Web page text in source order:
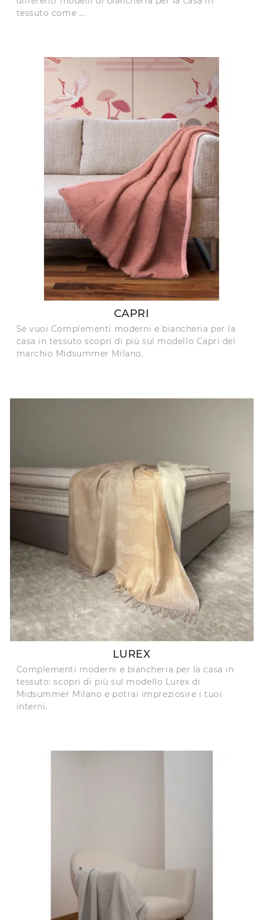
tessuto come ...
CAPRI
Se vuoi Complementi moderni e biancheria per la
casa in tessuto scopri di più sul modello Capri del
marchio Midsummer Milano.
LUREX
Complementi moderni e biancheria per la casa in
tessuto: scopri di più sul modello Lurex di
Midsummer Milano e potrai impreziosire i tuoi
interni.